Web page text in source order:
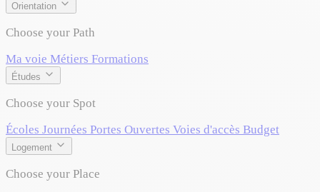
Orientation
Choose your Path
Ma voie Métiers Formations
Études
Choose your Spot
Écoles Journées Portes Ouvertes Voies d'accès Budget
Logement
Choose your Place